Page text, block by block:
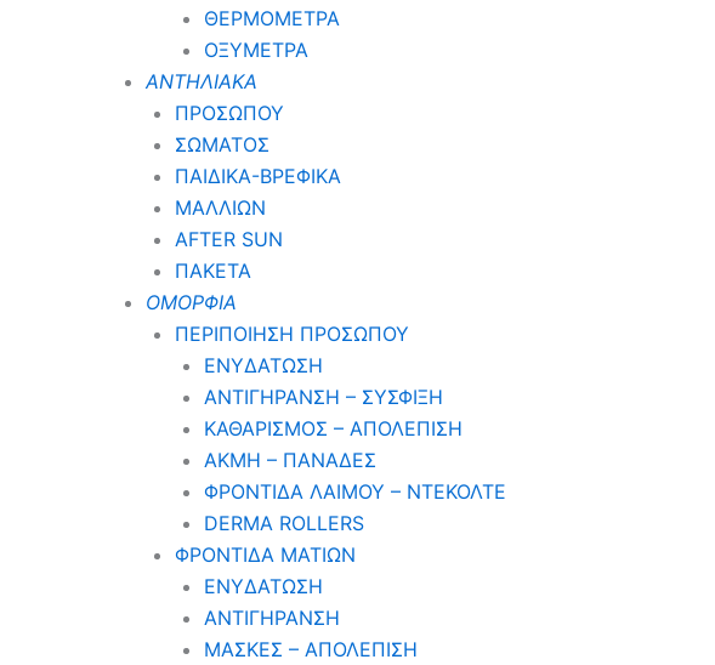
ΘΕΡΜΟΜΕΤΡΑ
ΟΞΥΜΕΤΡΑ
ΑΝΤΗΛΙΑΚΑ
ΠΡΟΣΩΠΟΥ
ΣΩΜΑΤΟΣ
ΠΑΙΔΙΚΑ-ΒΡΕΦΙΚΑ
ΜΑΛΛΙΩΝ
AFTER SUN
ΠΑΚΕΤΑ
ΟΜΟΡΦΙΑ
ΠΕΡΙΠΟΙΗΣΗ ΠΡΟΣΩΠΟΥ
ΕΝΥΔΑΤΩΣΗ
ΑΝΤΙΓΗΡΑΝΣΗ – ΣΥΣΦΙΞΗ
ΚΑΘΑΡΙΣΜΟΣ – ΑΠΟΛΕΠΙΣΗ
ΑΚΜΗ – ΠΑΝΑΔΕΣ
ΦΡΟΝΤΙΔΑ ΛΑΙΜΟΥ – ΝΤΕΚΟΛΤΕ
DERMA ROLLERS
ΦΡΟΝΤΙΔΑ ΜΑΤΙΩΝ
ΕΝΥΔΑΤΩΣΗ
ΑΝΤΙΓΗΡΑΝΣΗ
ΜΑΣΚΕΣ – ΑΠΟΛΕΠΙΣΗ